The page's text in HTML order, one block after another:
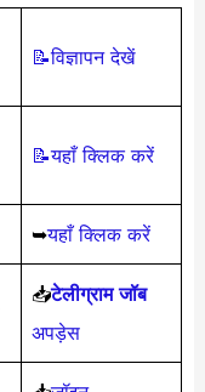
📝विज्ञापन देखें
📝यहाँ क्लिक करें
➥यहाँ क्लिक करें
📥टेलीग्राम जॉब
अपड़ेस